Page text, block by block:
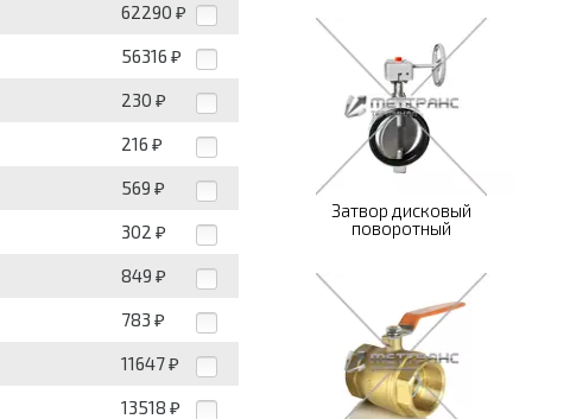
62290 ₽
56316 ₽
230 ₽
216 ₽
569 ₽
302 ₽
849 ₽
783 ₽
11647 ₽
13518 ₽
Затвор дисковый
поворотный